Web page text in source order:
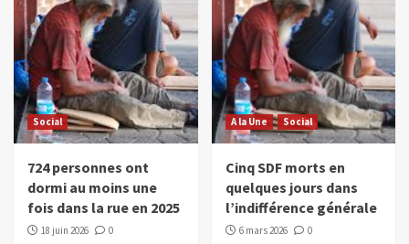
Social
724 personnes ont
dormi au moins une
fois dans la rue en 2025
18 juin 2026 0
A la Une Social
Cinq SDF morts en
quelques jours dans
l’indifférence générale
6 mars 2026 0